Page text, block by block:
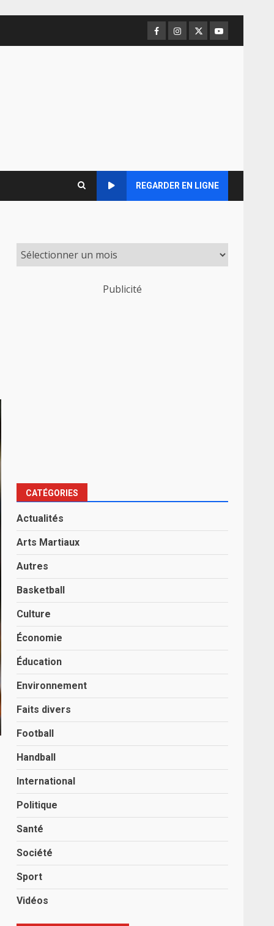
Facebook
Instagram
TwitterYoutube
REGARDER EN LIGNE
Publicité
CATÉGORIES
Actualités
Arts Martiaux
Autres
Basketball
Culture
Économie
Éducation
Environnement
Faits divers
Football
Handball
International
Politique
Santé
Société
Sport
Vidéos